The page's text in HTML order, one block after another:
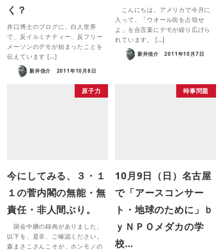
く？
井口博士のブログに、白人世界
で、反イルミナティー、反フリー
メーソンのデモが始まったことを
伝えています […]
新井信介 2011年10月8日
こんにちは。アメリカで今月に
入って、「ウオール街を占領せ
よ」を合言葉にデモが繰り広げら
れています。 […]
新井信介 2011年10月7日
原子力
今にしてみる、３・１
１の菅内閣の無能・無
責任・非人間ぶり。
国会中継の録画がありました。
以下を、是非、ご確認ください。
森まさこさんこそが、ホンモノの
時事問題
10月9日（日）名古屋
で「アースコンサー
ト・地球のために」ｂ
ｙＮＰＯメダカの学
校…